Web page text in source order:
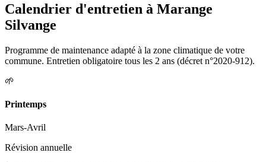
Calendrier d'entretien à Marange
Silvange
Programme de maintenance adapté à la zone climatique de votre
commune. Entretien obligatoire tous les 2 ans (décret n°2020-912).
🌱
Printemps
Mars-Avril
Révision annuelle